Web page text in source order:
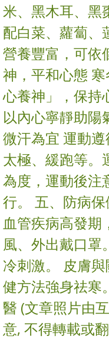
米、黑木耳、黑
配白菜、蘿蔔、
營養豐富，可依
神，平和心態
心養神」，保持
以內心寧靜助陽
微汗為宜 運動
太極、緩跑等。
為度，運動後注
行。 五、防病
血管疾病高發期
風、外出戴口罩
冷刺激。 皮膚
健方法強身祛寒
醫 (文章照片由
意, 不得轉載或